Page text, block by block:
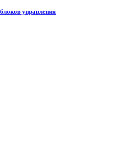
управления